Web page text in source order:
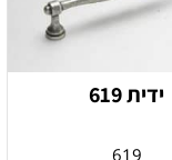
ידית 619
619